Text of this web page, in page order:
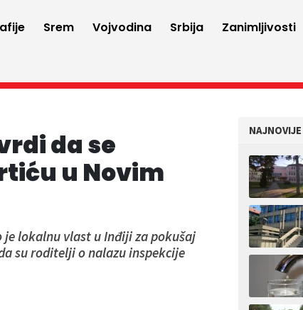
Srem Vojvodina Srbija Zanimljivosti
da se
u Novim
lokalnu vlast u Inđiji za pokušaj
su roditelji o nalazu inspekcije
NAJNOVIJE